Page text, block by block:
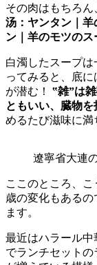
その肉はもちろん
汤：ヤンタン｜羊
ン｜羊のモツのス
白濁したスープは
ってみると、底に
が潜む！ ‟雑”は
ともいい、臓物を
めるたび滋味に満
遼寧省大連
ここのところ、こ
歳の変化もある
ます。
最近はハラール
でランチセット